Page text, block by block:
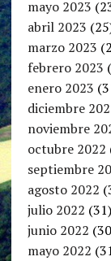
mayo 2023
abril 2023
marzo 2023
febrero 2023
enero 2023
diciembre
noviembre
octubre 2022
septiembre
agosto 2022
julio 2022 (31)
junio 2022
mayo 2022